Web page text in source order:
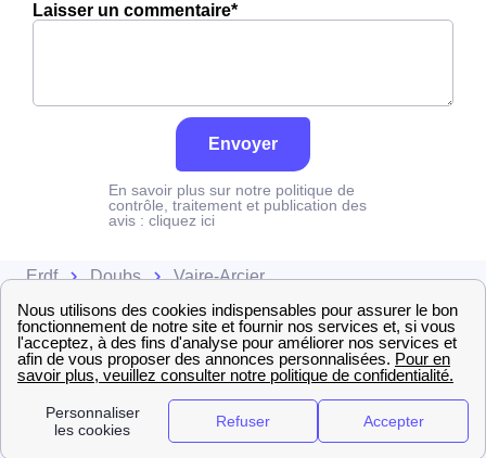
Laisser un commentaire*
Envoyer
En savoir plus sur notre politique de
contrôle, traitement et publication des
avis : cliquez ici
Erdf Doubs Vaire-Arcier